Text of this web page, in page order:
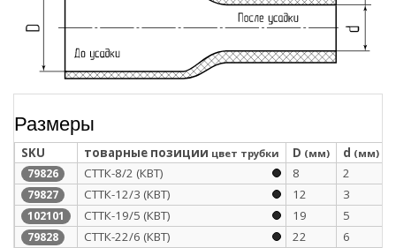
Размеры
SKU товарные позиции цвет трубки D (мм) d (мм)
79826 СТТК-8/2 (КВТ) 8 2
79827 СТТК-12/3 (КВТ) 12 3
102101 СТТК-19/5 (КВТ) 19 5
79828 СТТК-22/6 (КВТ) 22 6